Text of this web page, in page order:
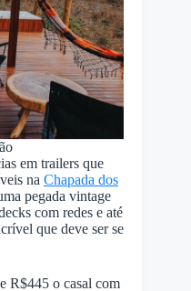
em trailers que
na Chapada dos
pegada vintage
com redes e até
que deve ser se
R$445 o casal com